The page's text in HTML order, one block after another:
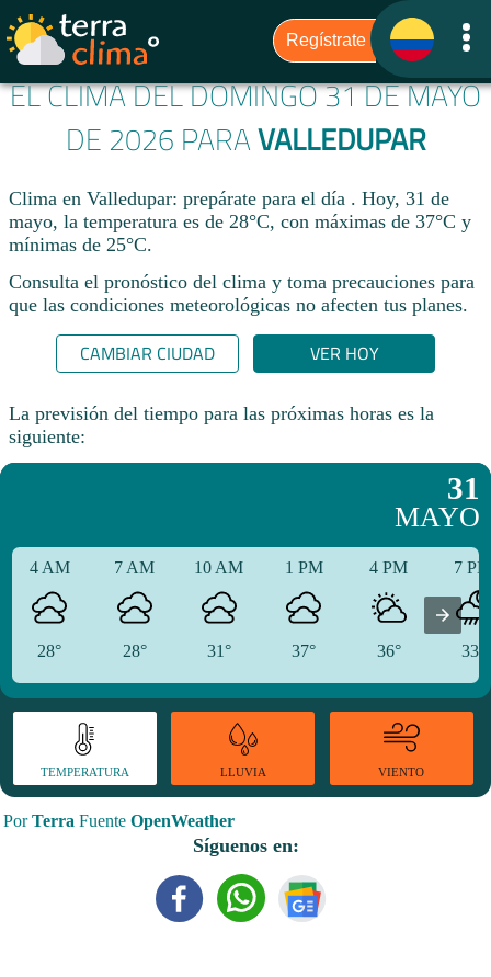
EL CLIMA DEL DOMINGO 31 DE MAYO
DE 2026 PARAVALLEDUPAR
Clima en Valledupar: prepárate para el día . Hoy, 31 de
mayo, la temperatura es de 28°C, con máximas de 37°C y
mínimas de 25°C.
Consulta el pronóstico del clima y toma precauciones para
que las condiciones meteorológicas no afecten tus planes.​
CAMBIAR CIUDAD VER HOY
La previsión del tiempo para las próximas horas es la
siguiente:
31
MAYO
4 AM
28°
7 AM
28°
10 AM
31°
1 PM
37°
4 PM
36°
7
33°
TEMPERATURA LLUVIA VIENTO
PorTerra Fuente OpenWeather
Síguenos en: